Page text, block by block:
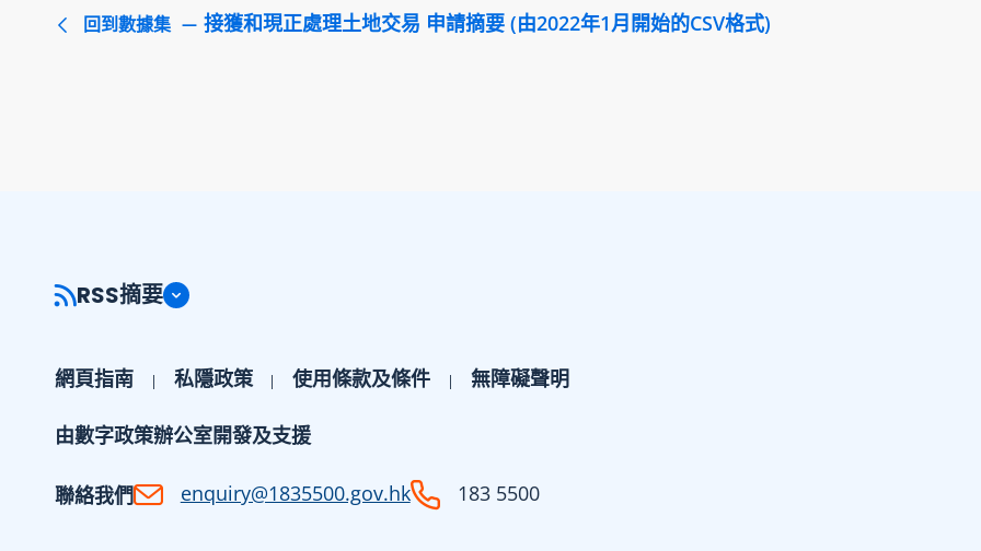
回到數據集 接獲和現正處理土地交易 申請摘要 (由2022年1月開始的CSV格式)
RSS摘要
網頁指南 私隱政策 使用條款及條件 無障礙聲明
由數字政策辦公室開發及支援
聯絡我們 enquiry@1835500.gov.hk 183 5500